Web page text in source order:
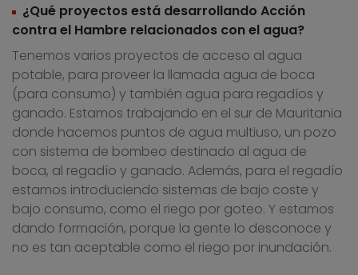
¿Qué proyectos está desarrollando Acción
contra el Hambre relacionados con el agua?
Tenemos varios proyectos de acceso al agua
potable, para proveer la llamada agua de boca
(para consumo) y también agua para regadíos y
ganado. Estamos trabajando en el sur de Mauritania
donde hacemos puntos de agua multiuso, un pozo
con sistema de bombeo destinado al agua de
boca, al regadío y ganado. Además, para el regadío
estamos introduciendo sistemas de bajo coste y
bajo consumo, como el riego por goteo. Y estamos
dando formación, porque la gente lo desconoce y
no es tan aceptable como el riego por inundación.